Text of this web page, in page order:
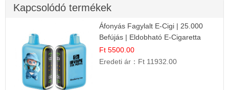
Kapcsolódó termékek
Áfonyás Fagylalt E-Cigi | 25.000
Befújás | Eldobható E-Cigaretta
Ft 5500.00
Eredeti ár： Ft 11932.00